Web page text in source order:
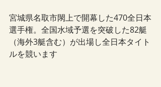
宮城県名取市閖上で開幕した470全日本
選手権。全国水域予選を突破した82艇
（海外3艇含む）が出場し全日本タイト
ルを競います